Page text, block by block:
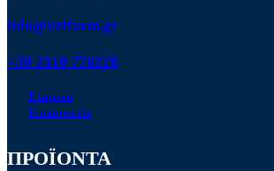
info@vetfarm.gr
+30 2310 778228
Εταιρεία
Επικοινωνία
ΠΡΟΪΟΝΤΑ